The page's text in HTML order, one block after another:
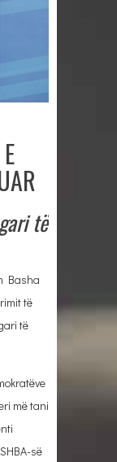
të
Basha
të
të
më tani
së